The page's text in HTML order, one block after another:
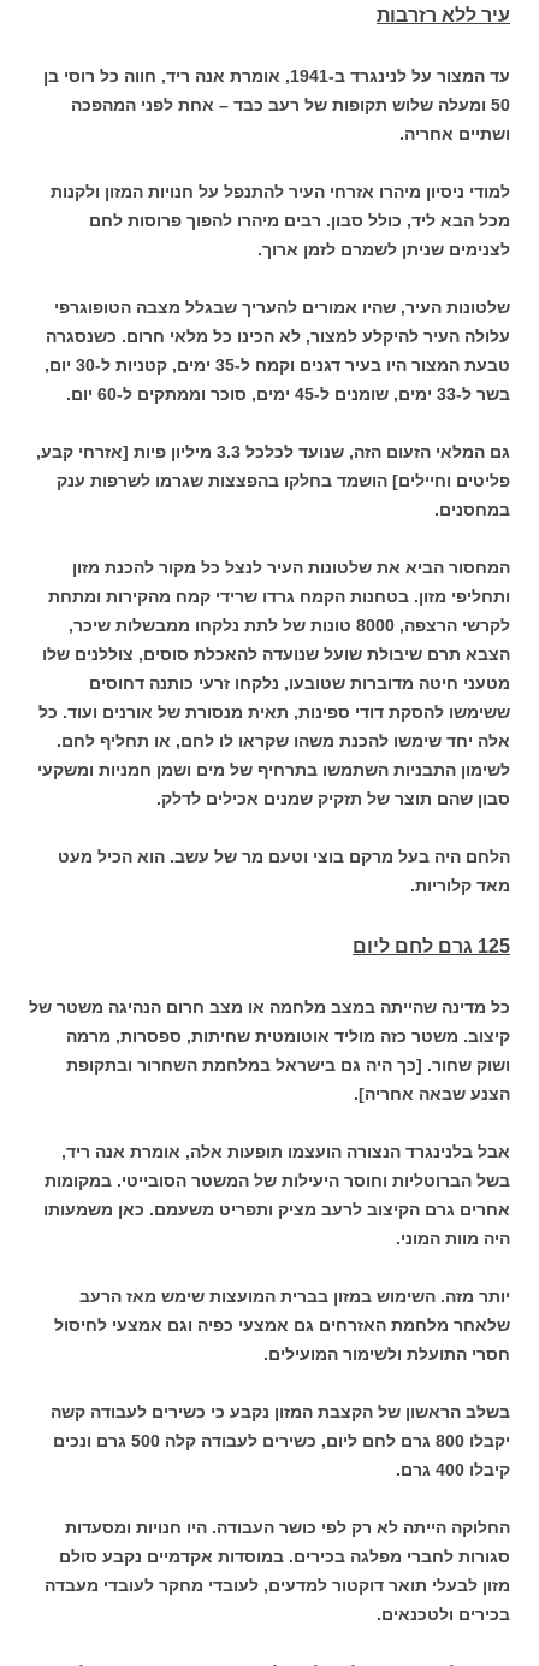
עיר ללא רזרבות
עד המצור על לנינגרד ב-1941, אומרת אנה ריד, חווה כל רוסי בן
50 ומעלה שלוש תקופות של רעב כבד – אחת לפני המהפכה
ושתיים אחריה.
למודי ניסיון מיהרו אזרחי העיר להתנפל על חנויות המזון ולקנות
מכל הבא ליד, כולל סבון. רבים מיהרו להפוך פרוסות לחם
לצנימים שניתן לשמרם לזמן ארוך.
שלטונות העיר, שהיו אמורים להעריך שבגלל מצבה הטופוגרפי
עלולה העיר להיקלע למצור, לא הכינו כל מלאי חרום. כשנסגרה
טבעת המצור היו בעיר דגנים וקמח ל-35 ימים, קטניות ל-30 יום,
בשר ל-33 ימים, שומנים ל-45 ימים, סוכר וממתקים ל-60 יום.
גם המלאי הזעום הזה, שנועד לכלכל 3.3 מיליון פיות [אזרחי קבע,
פליטים וחיילים] הושמד בחלקו בהפצצות שגרמו לשרפות ענק
במחסנים.
המחסור הביא את שלטונות העיר לנצל כל מקור להכנת מזון
ותחליפי מזון. בטחנות הקמח גרדו שרידי קמח מהקירות ומתחת
לקרשי הרצפה, 8000 טונות של לתת נלקחו ממבשלות שיכר,
הצבא תרם שיבולת שועל שנועדה להאכלת סוסים, צוללנים שלו
מטעני חיטה מדוברות שטובעו, נלקחו זרעי כותנה דחוסים
ששימשו להסקת דודי ספינות, תאית מנסורת של אורנים ועוד. כל
אלה יחד שימשו להכנת משהו שקראו לו לחם, או תחליף לחם.
לשימון התבניות השתמשו בתרחיף של מים ושמן חמניות ומשקעי
סבון שהם תוצר של תזקיק שמנים אכילים לדלק.
הלחם היה בעל מרקם בוצי וטעם מר של עשב. הוא הכיל מעט
מאד קלוריות.
125 גרם לחם ליום
כל מדינה שהייתה במצב מלחמה או מצב חרום הנהיגה משטר של
קיצוב. משטר כזה מוליד אוטומטית שחיתות, ספסרות, מרמה
ושוק שחור. [כך היה גם בישראל במלחמת השחרור ובתקופת
הצנע שבאה אחריה].
אבל בלנינגרד הנצורה הועצמו תופעות אלה, אומרת אנה ריד,
בשל הברוטליות וחוסר היעילות של המשטר הסובייטי. במקומות
אחרים גרם הקיצוב לרעב מציק ותפריט משעמם. כאן משמעותו
היה מוות המוני.
יותר מזה. השימוש במזון בברית המועצות שימש מאז הרעב
שלאחר מלחמת האזרחים גם אמצעי כפיה וגם אמצעי לחיסול
חסרי התועלת ולשימור המועילים.
בשלב הראשון של הקצבת המזון נקבע כי כשירים לעבודה קשה
יקבלו 800 גרם לחם ליום, כשירים לעבודה קלה 500 גרם ונכים
קיבלו 400 גרם.
החלוקה הייתה לא רק לפי כושר העבודה. היו חנויות ומסעדות
סגורות לחברי מפלגה בכירים. במוסדות אקדמיים נקבע סולם
מזון לבעלי תואר דוקטור למדעים, לעובדי מחקר לעובדי מעבדה
בכירים ולטכנאים.